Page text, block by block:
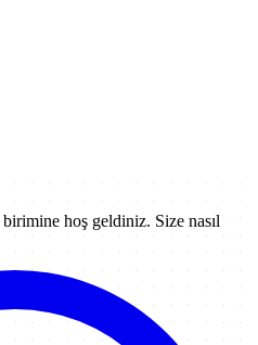
birimine hoş geldiniz. Size nasıl